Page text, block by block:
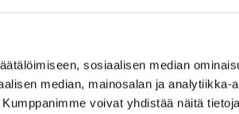
sosiaalisen median
median, mainosalan ja analytiikka-
voivat yhdistää näitä
puistoissa ja urheilualueilla, joissa
ovat esimerkiksi: